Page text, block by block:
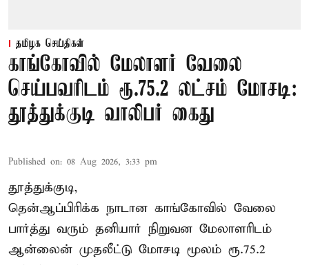
தமிழக செய்திகள்
காங்கோவில் மேலாளர் வேலை
செய்பவரிடம் ரூ.75.2 லட்சம் மோசடி:
தூத்துக்குடி வாலிபர் கைது
Published on: 08 Aug 2026, 3:33 pm
தூத்துக்குடி,
தென்ஆப்பிரிக்க நாடான காங்கோவில் வேலை
பார்த்து வரும் தனியார் நிறுவன மேலாளரிடம்
ஆன்லைன் முதலீட்டு மோசடி மூலம் ரூ.75.2